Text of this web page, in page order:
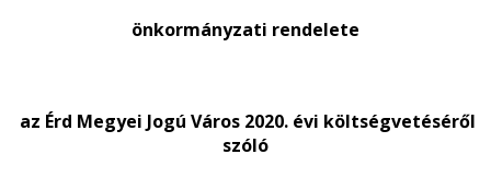
önkormányzati rendelete
az Érd Megyei Jogú Város 2020. évi költségvetéséről
szóló